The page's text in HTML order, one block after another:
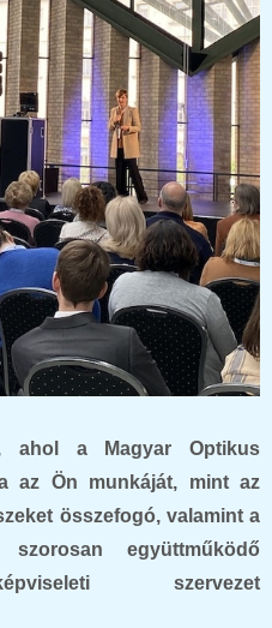
ahol a Magyar Optikus
az Ön munkáját, mint az
összefogó, valamint a
szorosan együttműködő
szervezet